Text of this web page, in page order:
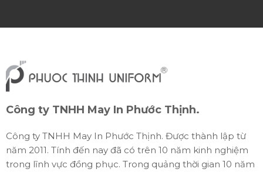
Công ty TNHH May In Phước Thịnh.
Công ty TNHH May In Phước Thịnh. Được thành lập từ
năm 2011. Tính đến nay đã có trên 10 năm kinh nghiệm
trong lĩnh vực đồng phục. Trong quảng thời gian 10 năm